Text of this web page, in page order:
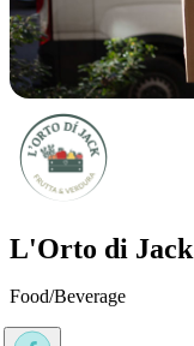
L'Orto di Jack
Food/Beverage